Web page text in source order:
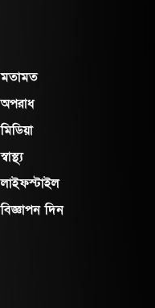
মতামত
অপরাধ
মিডিয়া
স্বাস্থ্য
লাইফস্টাইল
বিজ্ঞাপন দিন